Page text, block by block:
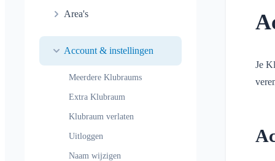
Kinderen en gasten
Locatie delen
Persoonlijke agenda
Leesbevestiging
Bericht verwijderen
Conversaties
Area's
Area aanmaken
Area toetreden
Area verlaten
Afgesloten area
Account & instellingen
Meerdere Klubraums
Extra Klubraum
Klubraum verlaten
Uitloggen
Naam wijzigen
Je